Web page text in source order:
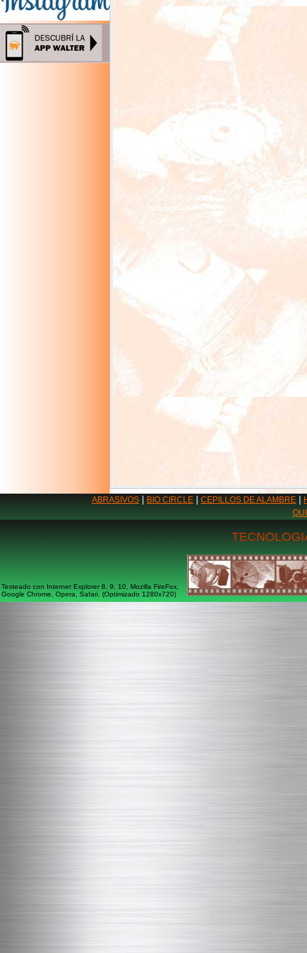
ABRASIVOS BIO CIRCLE CEPILLOS DE ALAMBRE
Testeado con Internet Explorer 8, 9, 10, Mozilla FireFox,
Google Chrome, Opera, Safari. (Optimizado 1280x720)